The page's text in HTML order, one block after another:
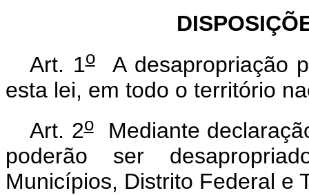
Art. 1oA desapropriação
esta lei, em todo o território
Art. 2oMediante
poderão ser
Municípios, Distrito Federal e